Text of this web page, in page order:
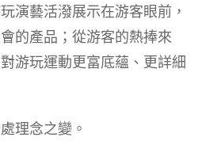
演藝活潑展示在游客眼前，
的產品；從游客的熱捧來
游玩運動更富底蘊、更詳細
理念之變。